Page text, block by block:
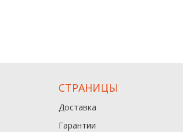
СТРАНИЦЫ
Доставка
Гарантии